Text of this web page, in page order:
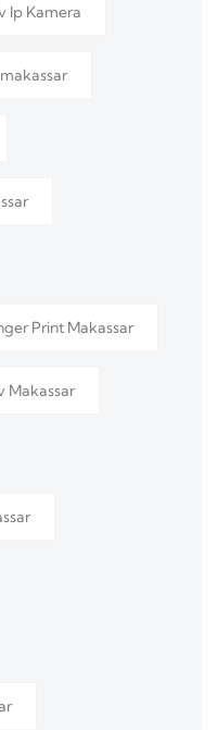
Ip Kamera
Print Makassar
Makassar